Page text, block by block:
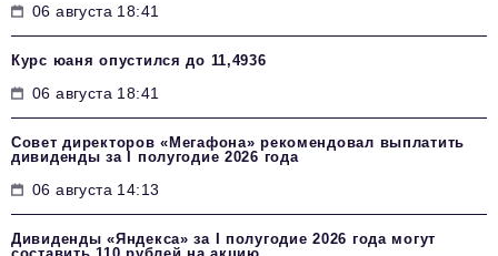
06 августа 18:41
Курс юаня опустился до 11,4936
06 августа 18:41
Совет директоров «Мегафона» рекомендовал выплатить
дивиденды за I полугодие 2026 года
06 августа 14:13
Дивиденды «Яндекса» за I полугодие 2026 года могут